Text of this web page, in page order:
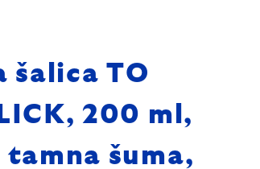
šalica TO
200 ml,
tamna šuma,